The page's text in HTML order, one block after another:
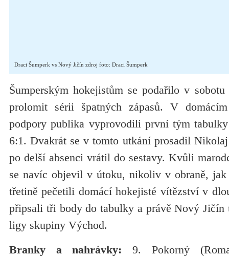
Draci Šumperk vs Nový Jičín zdroj foto: Draci Šumperk
Šumperským hokejistům se podařilo v
prolomit sérii špatných zápasů. V
podpory publika vyprovodili první tým
6:1. Dvakrát se v tomto utkání prosadil
po delší absenci vrátil do sestavy. Kvůli
se navíc objevil v útoku, nikoliv v obraně,
třetině pečetili domácí hokejisté vítězství v
připsali tři body do tabulky a právě Nový Jičín
ligy skupiny Východ.
Branky a nahrávky: 9. Pokorný